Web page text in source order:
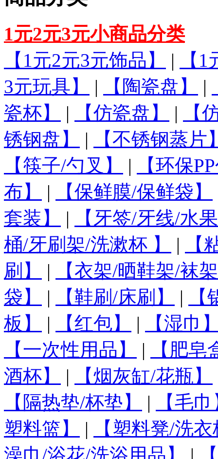
1元2元3元小商品分类
【1元2元3元饰品】
|
【
3元玩具】
| 【陶瓷盘】 |
瓷杯】
| 【仿瓷盘】 |
【
锈钢盘】
|
【不锈钢蒸片
【筷子/勺叉】
|
【环保
布】
| 【保鲜膜/保鲜袋】
套装】
|
【牙签/牙线/水
桶/牙刷架/洗漱杯 】
|
【
刷】
|
【衣架/晒鞋架/袜
袋】
| 【鞋刷/床刷】 |
板】
| 【红包】 |
【湿巾
【一次性用品】
|
【肥皂
酒杯】
| 【烟灰缸/花瓶】
【隔热垫/杯垫】
|
【毛
塑料篮】
|
【塑料凳/洗
澡巾/浴花/洗浴用品】
|